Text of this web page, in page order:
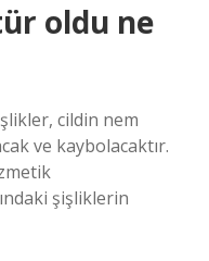
oldu ne
cildin nem
ve kaybolacaktır.
şişliklerin